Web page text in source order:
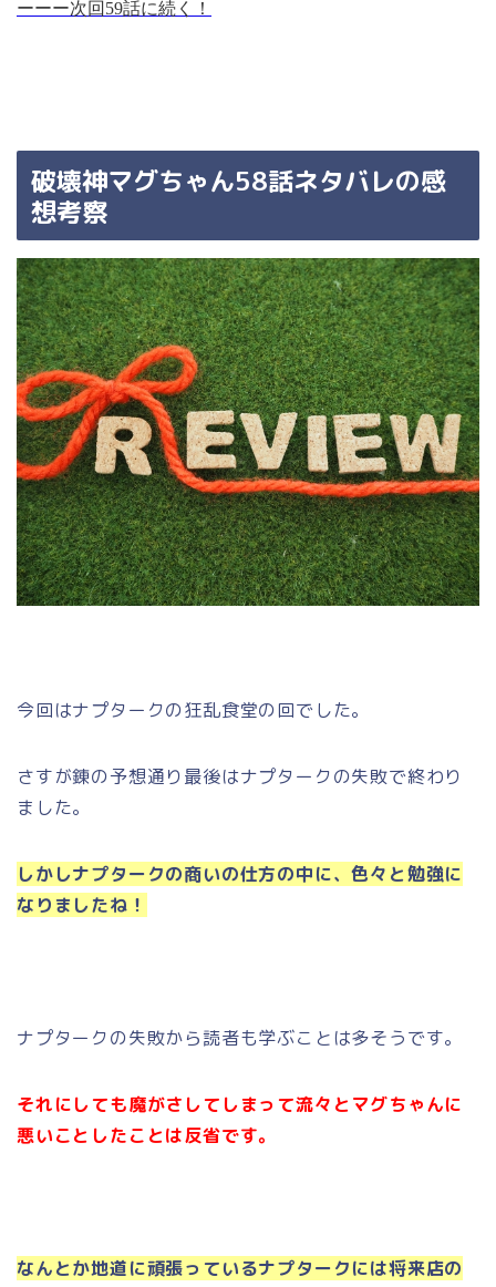
ーーー次回59話に続く！
破壊神マグちゃん58話ネタバレの感
想考察
今回はナプタークの狂乱食堂の回でした。
さすが錬の予想通り最後はナプタークの失敗で終わり
ました。
しかしナプタークの商いの仕方の中に、色々と勉強に
なりましたね！
ナプタークの失敗から読者も学ぶことは多そうです。
それにしても魔がさしてしまって流々とマグちゃんに
悪いことしたことは反省です。
なんとか地道に頑張っているナプタークには将来店の